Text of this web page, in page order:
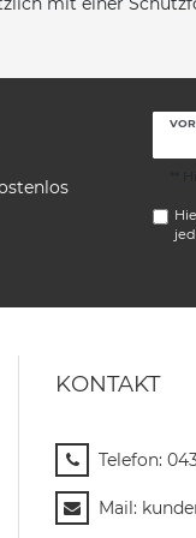
KONTAKT
Telefon:
Mail: